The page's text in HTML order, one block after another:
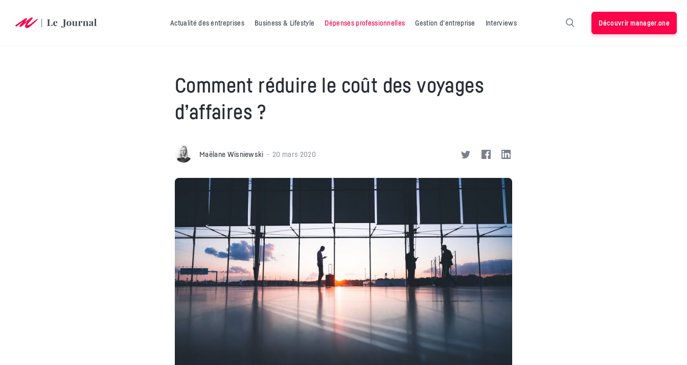
Actualité des entreprises Business & Lifestyle Dépenses professionnelles Gestion d'entreprise Interviews Découvrir manager.one
Comment réduire le coût des voyages
d’affaires ?
Maëlane Wisniewski 20 mars 2020